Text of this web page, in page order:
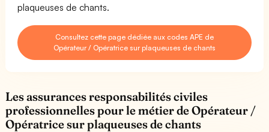
plaqueuses de chants.
Consultez cette page dédiée aux codes APE de
Opérateur / Opératrice sur plaqueuses de chants
Les assurances responsabilités civiles
professionnelles pour le métier de Opérateur /
Opératrice sur plaqueuses de chants